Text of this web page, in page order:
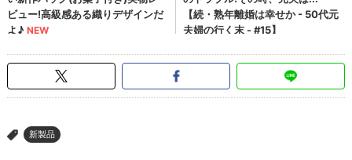
> 新製品